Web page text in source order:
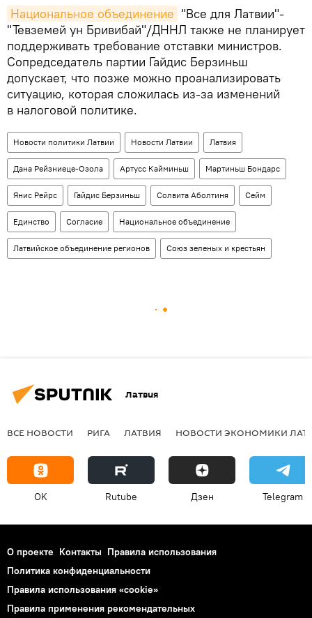
Национальное объединение "Все для Латвии"-
"Тевземей ун Бривибай"/ДННЛ также не планирует
поддерживать требование отставки министров.
Сопредседатель партии Гайдис Берзиньш
допускает, что позже можно проанализировать
ситуацию, которая сложилась из-за изменений
в налоговой политике.
Новости политики Латвии Новости Латвии Латвия
Дана Рейзниеце-Озола Артусс Кайминьш Мартиньш Бондарс
Янис Рейрс Гайдис Берзиньш Солвита Аболтиня Сейм
Единство Согласие Национальное объединение
Латвийское объединение регионов Союз зеленых и крестьян
Латвия
ВСЕ НОВОСТИ РИГА ЛАТВИЯ НОВОСТИ ЭКОНОМИКИ
OK Rutube Дзен Telegram
О проекте Контакты Правила использования
Политика конфиденциальности
Правила использования «cookie»
Правила применения рекомендательных